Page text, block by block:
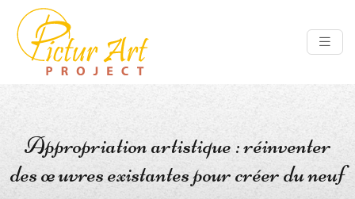
Appropriation artistique : réinventer
des œuvres existantes pour créer du neuf